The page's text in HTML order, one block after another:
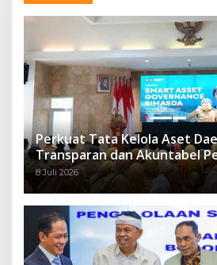
Perkuat Tata Kelola Aset
Transparan dan Akuntabel
Luncurkan SIMASDA
8 Juli 2026